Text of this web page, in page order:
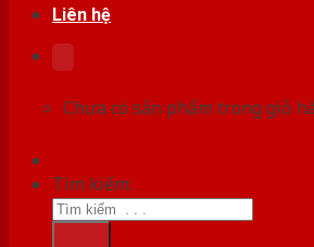
Liên hệ
Chưa có sản phẩm trong giỏ
Tìm kiếm: